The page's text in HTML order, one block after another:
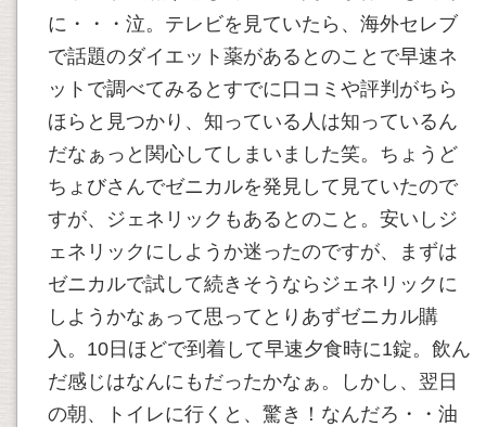
に・・・泣。テレビを見ていたら、海外セレブ
で話題のダイエット薬があるとのことで早速ネ
ットで調べてみるとすでに口コミや評判がちら
ほらと見つかり、知っている人は知っているん
だなぁっと関心してしまいました笑。ちょうど
ちょびさんでゼニカルを発見して見ていたので
すが、ジェネリックもあるとのこと。安いしジ
ェネリックにしようか迷ったのですが、まずは
ゼニカルで試して続きそうならジェネリックに
しようかなぁって思ってとりあずゼニカル購
入。10日ほどで到着して早速夕食時に1錠。飲ん
だ感じはなんにもだったかなぁ。しかし、翌日
の朝、トイレに行くと、驚き！なんだろ・・油